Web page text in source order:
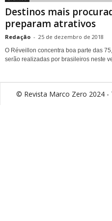
Destinos mais
preparam atrativos
Redação - 25 de dezembro de 2018
O Réveillon concentra boa parte das
serão realizadas por brasileiros neste
© Revista Marco Zero 2024